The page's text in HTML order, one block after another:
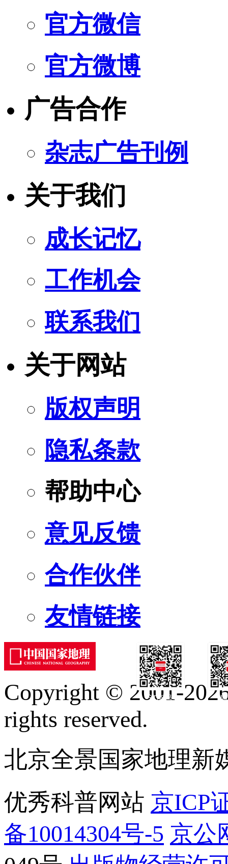
官方微信
官方微博
广告合作
杂志广告刊例
关于我们
成长记忆
工作机会
联系我们
关于网站
版权声明
隐私条款
帮助中心
意见反馈
合作伙伴
友情链接
订阅号
Copyright © 2001-
rights reserved.
北京全景国家地理新
优秀科普网站 京ICP
备10014304号-5 京公